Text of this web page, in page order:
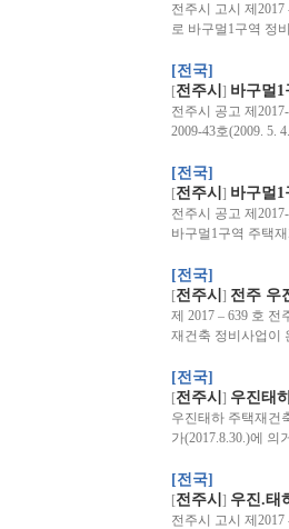
전주시 고시 제
로 바구멀1구역 정
[전국]
[전주시 ] 바구멀
전주시 공고 제
2009-43호(2009. 5.
[전국]
[전주시 ] 바구멀
전주시 공고 제
바구멀1구역 주택
[전국]
[전주시 ] 전주 우
제 2017 – 639 호
재건축 정비사업이
[전국]
[전주시 ] 우진태
우진태하 주택재건
가(2017.8.30.)에
[전국]
[전주시 ] 우진.태
전주시 고시 제